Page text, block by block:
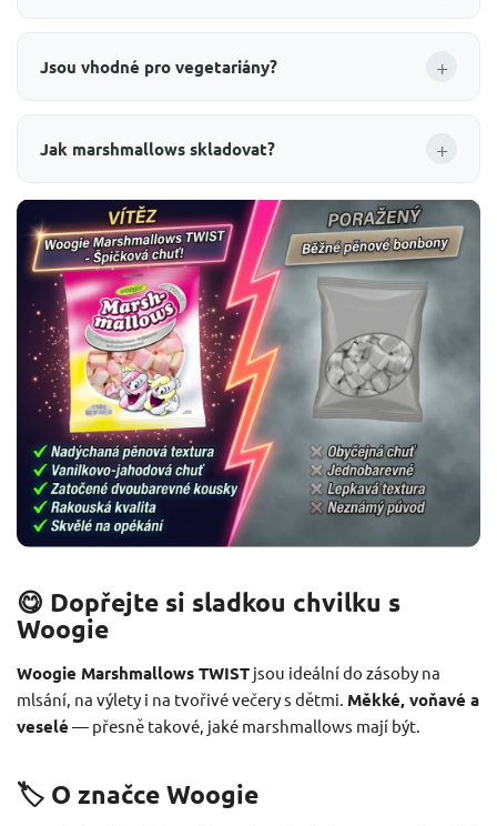
Jsou vhodné pro vegetariány? +
Jak marshmallows skladovat? +
😋 Dopřejte si sladkou chvilku s
Woogie
Woogie Marshmallows TWIST jsou ideální do zásoby na
mlsání, na výlety i na tvořivé večery s dětmi. Měkké, voňavé a
veselé — přesně takové, jaké marshmallows mají být.
🏷️ O značce Woogie